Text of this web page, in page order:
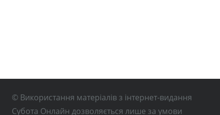
© Використання матеріалів з інтернет-видання
Субота Онлайн дозволяється лише за умови